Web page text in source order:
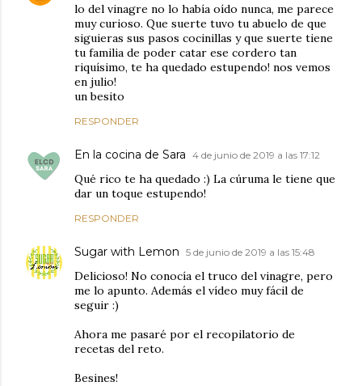
lo del vinagre no lo había oído nunca, me parece
muy curioso. Que suerte tuvo tu abuelo de que
siguieras sus pasos cocinillas y que suerte tiene
tu familia de poder catar ese cordero tan
riquísimo, te ha quedado estupendo! nos vemos
en julio!
un besito
RESPONDER
En la cocina de Sara 4 de junio de 2019 a las 17:12
Qué rico te ha quedado :) La cúruma le tiene que
dar un toque estupendo!
RESPONDER
Sugar with Lemon 5 de junio de 2019 a las 15:48
Delicioso! No conocía el truco del vinagre, pero
me lo apunto. Además el vídeo muy fácil de
seguir :)
Ahora me pasaré por el recopilatorio de
recetas del reto.
Besines!